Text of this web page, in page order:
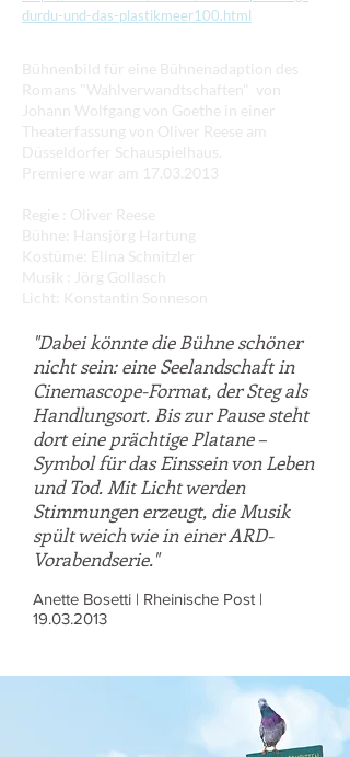
durdu-und-das-plastikmeer100.html
Bühnenbild für eine Bühnenadaption des
Romans "Wahlverwandtschaften" von
Johann Wolfgang von Goethe in einer
Theaterfassung von Oliver Reese am
Düsseldorfer Schauspielhaus.
Premiere war am 17.03.2013
Regie : Oliver Reese
Bühne: Hansjörg Hartung
Kostüme: Elina Schnitzler
Musik : Jörg Gollasch
Licht: Konstantin Sonneson
"Dabei könnte die Bühne schöner
nicht sein: eine Seelandschaft in
Cinemascope-Format, der Steg als
Handlungsort. Bis zur Pause steht
dort eine prächtige Platane –
Symbol für das Einssein von Leben
und Tod. Mit Licht werden
Stimmungen erzeugt, die Musik
spült weich wie in einer ARD-
Vorabendserie."
Anette Bosetti | Rheinische Post |
19.03.2013